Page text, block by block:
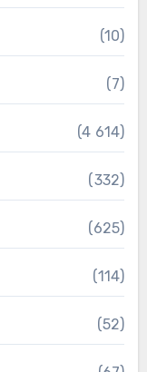
(10)
(7)
(4 614)
(332)
(625)
(114)
(52)